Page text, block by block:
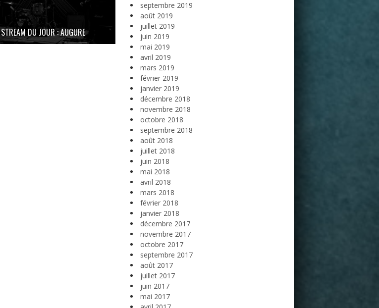
STREAM DU JOUR : AUGURE
septembre 2019
août 2019
juillet 2019
juin 2019
mai 2019
avril 2019
mars 2019
février 2019
janvier 2019
décembre 2018
novembre 2018
octobre 2018
septembre 2018
août 2018
juillet 2018
juin 2018
mai 2018
avril 2018
mars 2018
février 2018
janvier 2018
décembre 2017
novembre 2017
octobre 2017
septembre 2017
août 2017
juillet 2017
juin 2017
mai 2017